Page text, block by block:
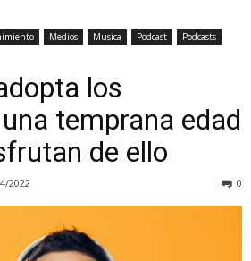
Medios Musica Podcast
Podcasts
los
temprana edad
de ello
2022 0